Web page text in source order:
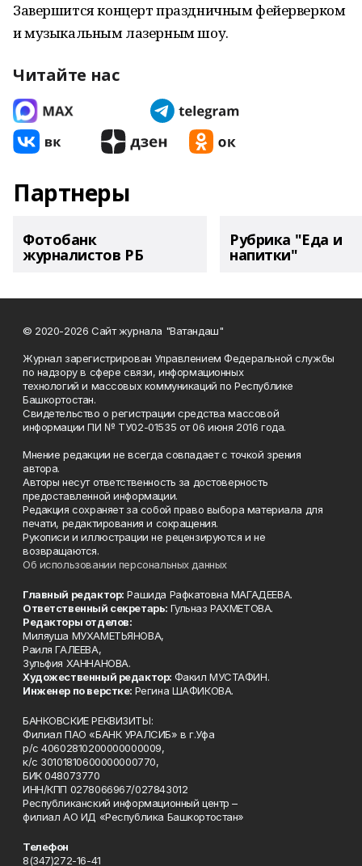
Завершится концерт праздничным фейерверком
и музыкальным лазерным шоу.
Читайте нас
Партнеры
Фотобанк
журналистов РБ
Рубрика "Еда и
напитки"
© 2020-2026 Сайт журнала "Ватандаш"
Журнал зарегистрирован Управлением Федеральной службы
по надзору в сфере связи, информационных
технологий и массовых коммуникаций по Республике
Башкортостан.
Свидетельство о регистрации средства массовой
информации ПИ № ТУ02-01535 от 06 июня 2016 года.
Мнение редакции не всегда совпадает с точкой зрения
автора.
Авторы несут ответственность за достоверность
предоставленной информации.
Редакция сохраняет за собой право выбора материала для
печати, редактирования и сокращения.
Рукописи и иллюстрации не рецензируются и не
возвращаются.
Об использовании персональных данных
Главный редактор: Рашида Рафкатовна МАГАДЕЕВА.
Ответственный секретарь: Гульназ РАХМЕТОВА.
Редакторы отделов:
Миляуша МУХАМЕТЬЯНОВА,
Раиля ГАЛЕЕВА,
Зульфия ХАННАНОВА.
Художественный редактор: Факил МУСТАФИН.
Инженер по верстке: Регина ШАФИКОВА.
БАНКОВСКИЕ РЕКВИЗИТЫ:
Филиал ПАО «БАНК УРАЛСИБ» в г.Уфа
р/с 40602810200000000009,
к/с 30101810600000000770,
БИК 048073770
ИНН/КПП 0278066967/027843012
Республиканский информационный центр –
филиал АО ИД «Республика Башкортостан»
Телефон
8(347)272-16-41